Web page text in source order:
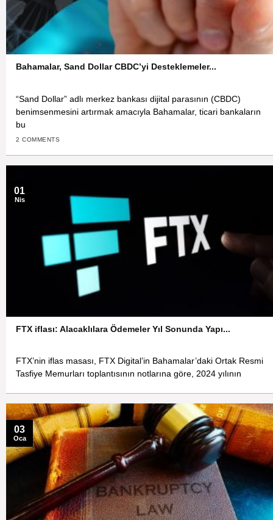
Bahamalar, Sand Dollar CBDC’yi Desteklemeler...
“Sand Dollar” adlı merkez bankası dijital parasının (CBDC)
benimsenmesini artırmak amacıyla Bahamalar, ticari bankaların
bu
2 COMMENTS
FTX iflası: Alacaklılara Ödemeler Yıl Sonunda Yapı...
FTX’nin iflas masası, FTX Digital’in Bahamalar’daki Ortak Resmi
Tasfiye Memurları toplantısının notlarına göre, 2024 yılının
01
Nis
03
Oca